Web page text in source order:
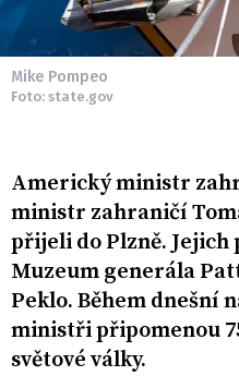
Mike Pompeo
Foto: state.gov
Americký ministr
ministr zahraničí
přijeli do Plzně. Jejich
Muzeum generála
Peklo. Během dnešní
ministři připomenou
světové války.